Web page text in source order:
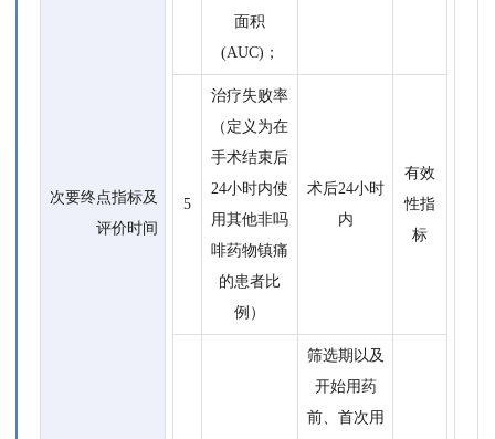
次要终点指标及
评价时间
面积
(AUC)；
5
治疗失败率
（定义为在
手术结束后
24小时内使
用其他非吗
啡药物镇痛
的患者比
例）
术后24小时
内
有效
性指
标
筛选期以及
开始用药
前、首次用